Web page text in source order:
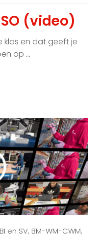
(video)
klas en dat geeft je
op …
BI en SV, BM-WM-CWM,